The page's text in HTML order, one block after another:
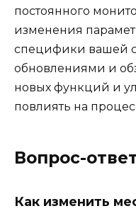
постоянного
изменения
специфики вашей
обновлениями и
новых функций и
повлиять на
Вопрос-
Как изменить